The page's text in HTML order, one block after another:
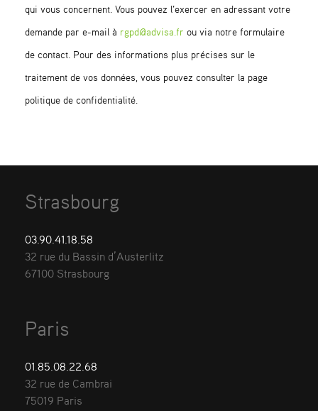
qui vous concernent. Vous pouvez l’exercer en adressant votre
demande par e-mail à rgpd@advisa.fr ou via notre formulaire
de contact. Pour des informations plus précises sur le
traitement de vos données, vous pouvez consulter la page
politique de confidentialité.
Strasbourg
03.90.41.18.58
32 rue du Bassin d’Austerlitz
67100 Strasbourg
Paris
01.85.08.22.68
32 rue de Cambrai
75019 Paris